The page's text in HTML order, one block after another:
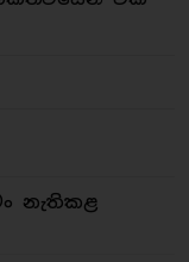
නැතිකළ